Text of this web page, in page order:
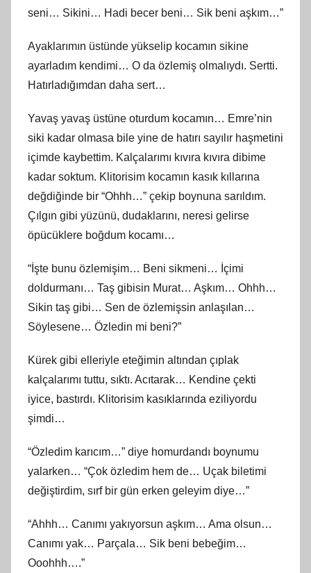
seni… Sikini… Hadi becer beni… Sik beni aşkım…”
Ayaklarımın üstünde yükselip kocamın sikine
ayarladım kendimi… O da özlemiş olmalıydı. Sertti.
Hatırladığımdan daha sert…
Yavaş yavaş üstüne oturdum kocamın… Emre’nin
siki kadar olmasa bile yine de hatırı sayılır haşmetini
içimde kaybettim. Kalçalarımı kıvıra kıvıra dibime
kadar soktum. Klitorisim kocamın kasık kıllarına
değdiğinde bir “Ohhh…” çekip boynuna sarıldım.
Çılgın gibi yüzünü, dudaklarını, neresi gelirse
öpücüklere boğdum kocamı…
“İşte bunu özlemişim… Beni sikmeni… İçimi
doldurmanı… Taş gibisin Murat… Aşkım… Ohhh…
Sikin taş gibi… Sen de özlemişsin anlaşılan…
Söylesene… Özledin mi beni?”
Kürek gibi elleriyle eteğimin altından çıplak
kalçalarımı tuttu, sıktı. Acıtarak… Kendine çekti
iyice, bastırdı. Klitorisim kasıklarında eziliyordu
şimdi…
“Özledim karıcım…” diye homurdandı boynumu
yalarken… “Çok özledim hem de… Uçak biletimi
değiştirdim, sırf bir gün erken geleyim diye…”
“Ahhh… Canımı yakıyorsun aşkım… Ama olsun…
Canımı yak… Parçala… Sik beni bebeğim…
Ooohhh….”